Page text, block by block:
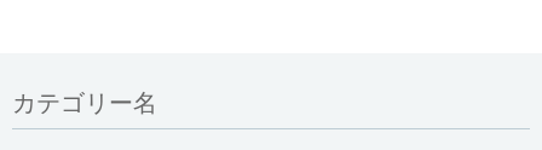
F棟エレベーター リニューアル工事日
しく聞きたい！」
カテゴリー名